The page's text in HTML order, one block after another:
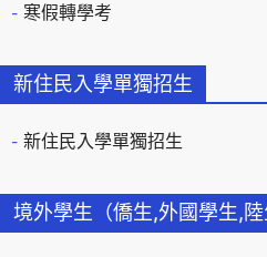
寒假轉學考
新住民入學單獨招生
新住民入學單獨招生
境外學生（僑生,外國學生,陸